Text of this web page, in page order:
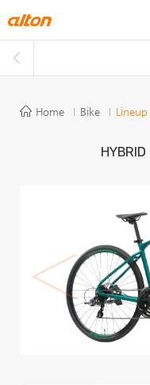
Home Bike Lineup
HYBRID